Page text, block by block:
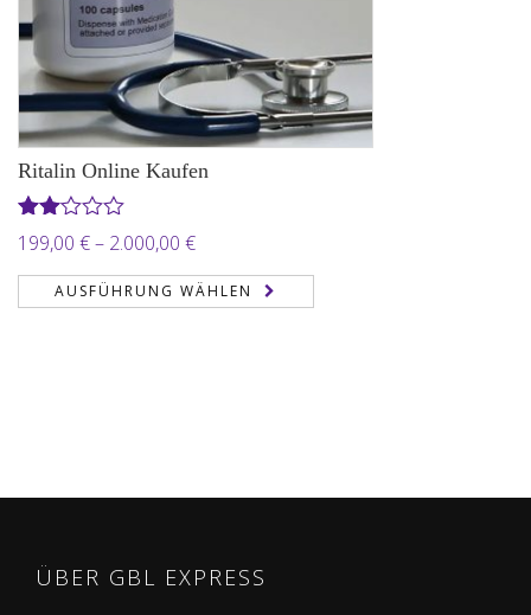
Ritalin Online Kaufen
Bewertet
mit
2.00
199,00 €– 2.000,00 €Preisspanne:
199,00 €
bis
AUSFÜHRUNG WÄHLEN
ÜBER GBL EXPRESS